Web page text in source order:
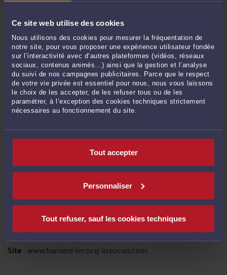
Ce site web utilise des cookies
Nous utilisons des cookies pour mesurer la fréquentation de
notre site, pour vous proposer une expérience utilisateur fondée
sur l’interactivité avec d’autres plateformes (vidéos, réseaux
sociaux, contenus animés…) ainsi que la gestion et l’analyse
du suivi de nos campagnes publicitaires. Parce que le respect
de votre vie privée est essentiel pour nous, nous vous laissons
le choix de les accepter, de les refuser tous ou de les
paramétrer, à l’exception des cookies techniques strictement
nécessaires au fonctionnement du site.
Tout accepter
Personnaliser
Tout refuser, sauf les cookies techniques
Fondateur Associé du Cabinet d'avocats BARISEEL-LECOCQ
& ASSOCIÉS, AARPI Inter-Barreaux inscrite au Barreau de
Versailles
—
Cabinet de Versailles
7, rue des deux Portes – 78000 Versailles
Case Palais 342
Cabinet de Seine-Saint-Denis
10, Grande rue – 93250 Villemomble
+33 (0)6 73 55 95 46
Mail :contact@grbl-avocats.com
Site: www.bariseel-lecocq-associes.com